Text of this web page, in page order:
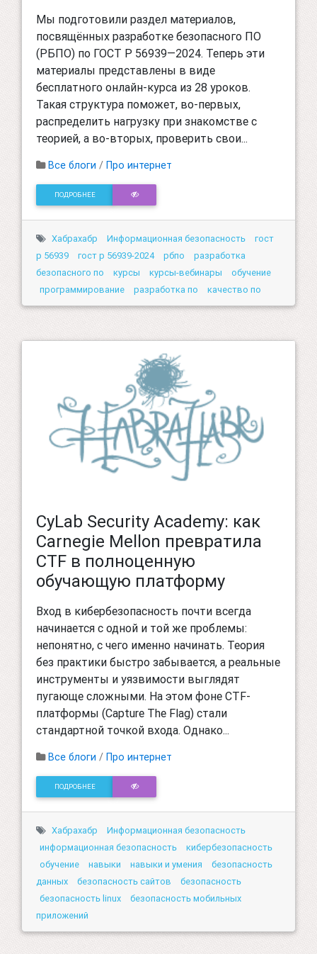
Мы подготовили раздел материалов,
посвящённых разработке безопасного ПО
(РБПО) по ГОСТ Р 56939—2024. Теперь эти
материалы представлены в виде
бесплатного онлайн-курса из 28 уроков.
Такая структура поможет, во-первых,
распределить нагрузку при знакомстве с
теорией, а во-вторых, проверить свои...
Все блоги / Про интернет
ПОДРОБНЕЕ
Хабрахабр Информационная безопасность
гост
р 56939
гост р 56939-2024 рбпо
разработка
безопасного по
курсы курсы-вебинары
обучение
программирование
разработка по качество по
CyLab Security Academy: как
Carnegie Mellon превратила
CTF в полноценную
обучающую платформу
Вход в кибербезопасность почти всегда
начинается с одной и той же проблемы:
непонятно, с чего именно начинать. Теория
без практики быстро забывается, а реальные
инструменты и уязвимости выглядят
пугающе сложными. На этом фоне CTF-
платформы (Capture The Flag) стали
стандартной точкой входа. Однако...
Все блоги / Про интернет
ПОДРОБНЕЕ
Хабрахабр
Информационная безопасность
информационная безопасность
кибербезопасность
обучение
навыки навыки и умения
безопасность
данных
безопасность сайтов
безопасность
безопасность linux
безопасность мобильных
приложений